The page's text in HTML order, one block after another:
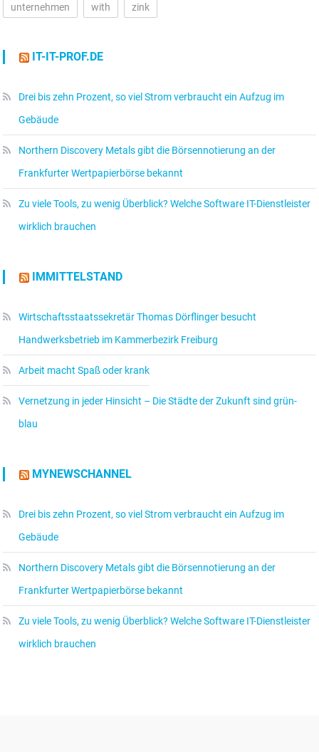
unternehmen with zink
IT-IT-PROF.DE
Drei bis zehn Prozent, so viel Strom verbraucht ein Aufzug im
Gebäude
Northern Discovery Metals gibt die Börsennotierung an der
Frankfurter Wertpapierbörse bekannt
Zu viele Tools, zu wenig Überblick? Welche Software IT-Dienstleister
wirklich brauchen
IMMITTELSTAND
Wirtschaftsstaatssekretär Thomas Dörflinger besucht
Handwerksbetrieb im Kammerbezirk Freiburg
Arbeit macht Spaß oder krank
Vernetzung in jeder Hinsicht – Die Städte der Zukunft sind grün-
blau
MYNEWSCHANNEL
Drei bis zehn Prozent, so viel Strom verbraucht ein Aufzug im
Gebäude
Northern Discovery Metals gibt die Börsennotierung an der
Frankfurter Wertpapierbörse bekannt
Zu viele Tools, zu wenig Überblick? Welche Software IT-Dienstleister
wirklich brauchen